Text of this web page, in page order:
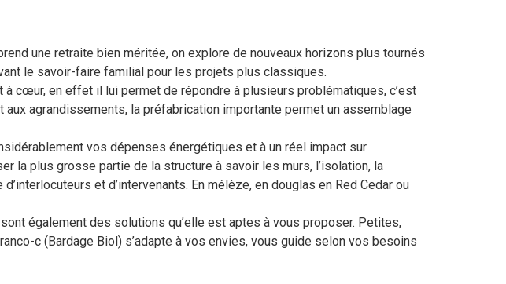
une retraite bien méritée, on explore de nouveaux horizons plus tournés
le savoir-faire familial pour les projets plus classiques.
cœur, en effet il lui permet de répondre à plusieurs problématiques, c’est
agrandissements, la préfabrication importante permet un assemblage
vos dépenses énergétiques et à un réel impact sur
la plus grosse partie de la structure à savoir les murs, l’isolation, la
et d’intervenants. En mélèze, en douglas en Red Cedar ou
également des solutions qu’elle est aptes à vous proposer. Petites,
c (Bardage Biol) s’adapte à vos envies, vous guide selon vos besoins